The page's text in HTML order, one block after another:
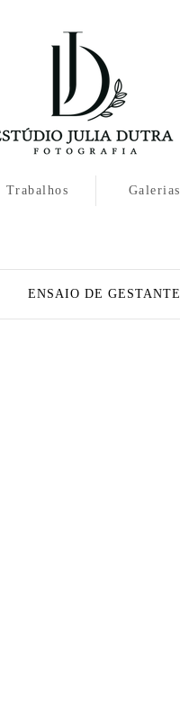
Trabalhos Galerias
ENSAIO DE GESTANTE